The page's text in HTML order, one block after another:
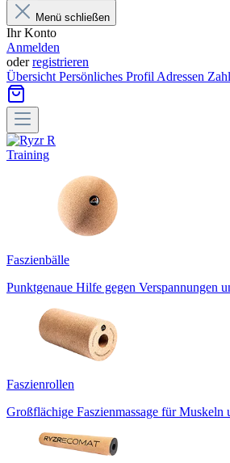
Menü schließen
Ihr Konto
Anmelden
oderregistrieren
Übersicht Persönliches Profil Adressen
Training
Faszienbälle
Punktgenaue Hilfe gegen Verspannungen
Faszienrollen
Großflächige Faszienmassage für Muskeln